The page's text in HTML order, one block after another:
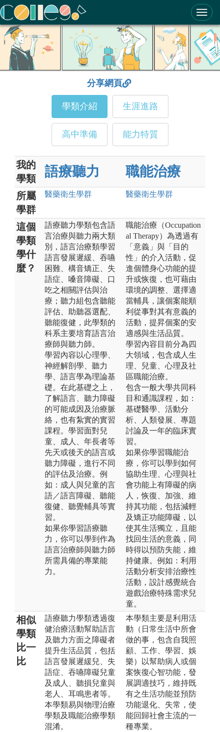
ColleGo! 大學選才與高中育才輔助系統
分享網頁
學類介紹 生涯進路
高中準備 能力特質
我的
學類
語療聽力 職能治療
所屬
學群
醫藥衛生學群 醫藥衛生學群
這個
學類
學什
麼？
語療聽力學類包含語
言治療與聽力兩大類
別，語言治療類學習
語言發展遲緩、吞嚥
困難、構音矯正、失
語症、嗓音障礙、口
吃之相關評估與治
療；聽力組包含聽能
評估、助聽器選配、
聽能復健，此學類的
科系主要培育語言治
療師與聽力師。
學習內容以心理學、
神經解剖學、聽力
學、語言學為理論基
礎。在此基礎之上，
了解語言、聽力障礙
的可能成因及治療脈
絡，也有紮實的實習
課程。學習面對兒
童、成人、年長者等
先天或後天的語言或
聽力障礙，進行不同
的評估及治療。例
如：成人與兒童的言
語／語言障礙、聽能
復健、聽覺輔具等實
習。
如果你學習語療聽
力，你可以學到作為
語言治療師與聽力師
所需具備的專業能
力。
職能治療（Occupation
al Therapy）為透過有
「意義」與「目的
性」的介入活動，促
進個體身心功能的提
升或恢復，也可藉由
環境的調整、選擇適
當輔具，讓個案能順
利從事對其有意義的
活動，提昇個案的安
適感與生活品質。
學習內容目前分為四
大領域，包含成人生
理、兒童、心理及社
區職能治療。
包含一般大學共同科
目和通識課程，如：
基礎醫學、活動分
析、人類發展、專題
討論及一年的臨床實
習。
如果你學習職能治
療，你可以學到如何
協助生理、心理與社
會功能上有障礙的病
人，恢復、加強、維
持其功能，包括減輕
及矯正功能障礙，以
使其生活獨立，且能
找回生活的意義，同
時得以預防失能，維
持健康。例如：利用
活動分析安排治療性
活動，設計感覺統合
遊戲治療特殊需求兒
童。
相似
學類
比一
比
語療聽力學類透過復
健治療活動幫助語言
及聽力方面之障礙者
提升生活品質，包括
語言發展遲緩兒、失
語症、吞嚥障礙兒童
及成人、聽損兒童與
老人、耳鳴患者等。
本學類易與物理治療
學類及職能治療學類
混淆。
本學類主要是利用活
動（日常生活中所會
做的事，包含自我照
顧、工作、學習、娛
樂）以幫助病人或個
案恢復心智功能，發
展調適技巧，維持既
有之生活功能並預防
功能退化、失常，使
能回歸社會主流的一
種專業。